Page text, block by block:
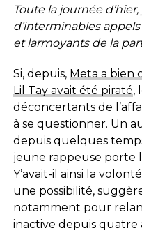
Toute la journée
d’interminables
et larmoyants de la
Si, depuis, Meta a bien
Lil Tay avait été piraté,
déconcertants de
à se questionner. Un
depuis quelques
jeune rappeuse porte
Y’avait-il ainsi la
une possibilité,
notamment pour
inactive depuis quatre